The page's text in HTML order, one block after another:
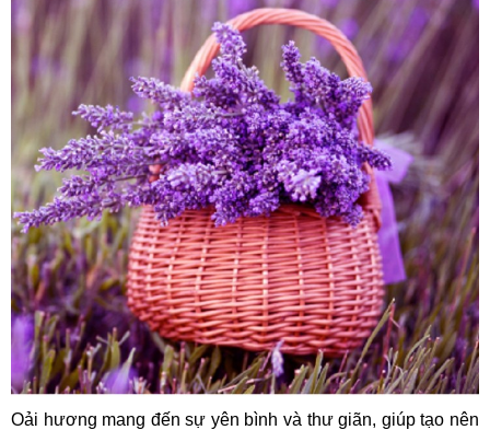
Oải hương mang đến sự yên bình và thư giãn, giúp tạo nên